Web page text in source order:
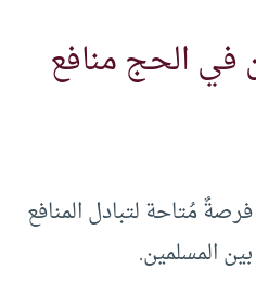
الحج منافع
مُتاحة لتبادل المنافع
المسلمين.